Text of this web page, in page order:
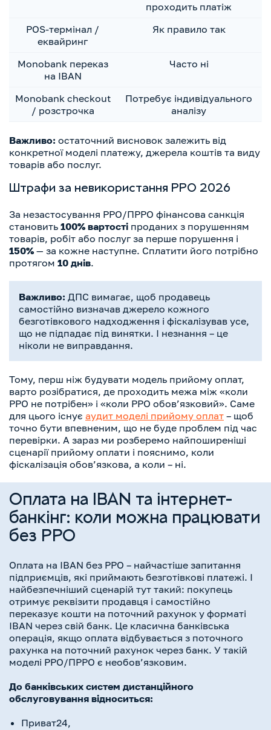
проходить платіж
POS-термінал /
еквайринг
Як правило так
Monobank переказ
на IBAN
Часто ні
Monobank checkout
/ розстрочка
Потребує індивідуального
аналізу
Важливо: остаточний висновок залежить від
конкретної моделі платежу, джерела коштів та виду
товарів або послуг.
Штрафи за невикористання РРО 2026
За незастосування РРО/ПРРО фінансова санкція
становить 100% вартості проданих з порушенням
товарів, робіт або послуг за перше порушення і
150% — за кожне наступне. Сплатити його потрібно
протягом 10 днів.
Важливо: ДПС вимагає, щоб продавець
самостійно визначав джерело кожного
безготівкового надходження і фіскалізував усе,
що не підпадає під винятки. І незнання – це
ніколи не виправдання.
Тому, перш ніж будувати модель прийому оплат,
варто розібратися, де проходить межа між «коли
РРО не потрібен» і «коли РРО обов’язковий». Саме
для цього існує аудит моделі прийому оплат – щоб
точно бути впевненим, що не буде проблем під час
перевірки. А зараз ми розберемо найпоширеніші
сценарії прийому оплати і пояснимо, коли
фіскалізація обов’язкова, а коли – ні.
Оплата на IBAN та інтернет-
банкінг: коли можна працювати
без РРО
Оплата на IBAN без РРО – найчастіше запитання
підприємців, які приймають безготівкові платежі. І
найбезпечніший сценарій тут такий: покупець
отримує реквізити продавця і самостійно
переказує кошти на поточний рахунок у форматі
IBAN через свій банк. Це класична банківська
операція, якщо оплата відбувається з поточного
рахунка на поточний рахунок через банк. У такій
моделі РРО/ПРРО є необов’язковим.
До банківських систем дистанційного
обслуговування відноситься:
Приват24,